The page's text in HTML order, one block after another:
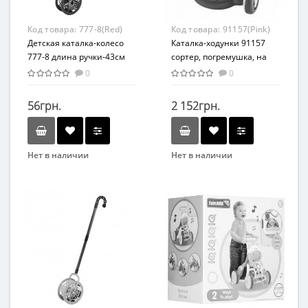
Код товара: 777-8(Red)
Детская каталка-колесо
777-8 длина ручки-43см
(Красный)
0
56грн.
Нет в наличии
Пластик
Код товара: 91157(Pink)
Каталка-ходунки 91157
сортер, погремушка, на
бат-ке (Розовый
0
2 152грн.
Нет в наличии
Вид
Каталка
Возраст
От 1 года
Материал
Пластик